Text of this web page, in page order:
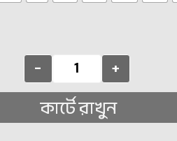
- +
কার্টে রাখুন